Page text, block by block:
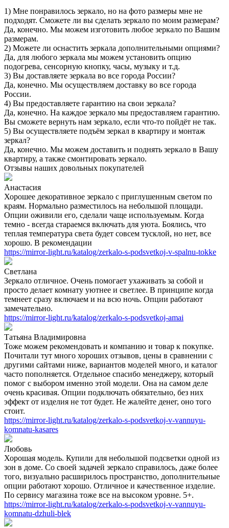
1) Мне понравилось зеркало, но на фото размеры мне не
подходят. Сможете ли вы сделать зеркало по моим размерам?
Да, конечно. Мы можем изготовить любое зеркало по Вашим
размерам.
2) Можете ли оснастить зеркала дополнительными опциями?
Да, для любого зеркала мы можем установить опцию
подогрева, сенсорную кнопку, часы, музыку и т.д.
3) Вы доставляете зеркала во все города России?
Да, конечно. Мы осуществляем доставку во все города
России.
4) Вы предоставляете гарантию на свои зеркала?
Да, конечно. На каждое зеркало мы предоставляем гарантию.
Вы сможете вернуть нам зеркало, если что-то пойдёт не так.
5) Вы осуществляете подъём зеркал в квартиру и монтаж
зеркал?
Да, конечно. Мы можем доставить и поднять зеркало в Вашу
квартиру, а также смонтировать зеркало.
Отзывы наших довольных покупателей
Анастасия
Хорошее декоративное зеркало с приглушенным светом по
краям. Нормально разместилось на небольшой площади.
Опции оживили его, сделали чаще используемым. Когда
темно - всегда стараемся включать для уюта. Боялись, что
теплая температура света будет совсем тусклой, но нет, все
хорошо. В рекомендации
https://mirror-light.ru/katalog/zerkalo-s-podsvetkoj-v-spalnu-tokke
Светлана
Зеркало отличное. Очень помогает ухаживать за собой и
просто делает комнату уютнее и светлее. В принципе когда
темнеет сразу включаем и на всю ночь. Опции работают
замечательно.
https://mirror-light.ru/katalog/zerkalo-s-podsvetkoj-amai
Татьяна Владимировна
Тоже можем рекомендовать и компанию и товар к покупке.
Почитали тут много хороших отзывов, цены в сравнении с
другими сайтами ниже, вариантов моделей много, и каталог
часто пополняется. Отдельное спасибо менеджеру, который
помог с выбором именно этой модели. Она на самом деле
очень красивая. Опции подключать обязательно, без них
эффект от изделия не тот будет. Не жалейте денег, оно того
стоит.
https://mirror-light.ru/katalog/zerkalo-s-podsvetkoj-v-vannuyu-
komnatu-kasares
Любовь
Хорошая модель. Купили для небольшой подсветки одной из
зон в доме. Со своей задачей зеркало справилось, даже более
того, визуально расширилось пространство, дополнительные
опции работают хорошо. Отличное и качественное изделие.
По сервису магазина тоже все на высоком уровне. 5+.
https://mirror-light.ru/katalog/zerkalo-s-podsvetkoj-v-vannuyu-
komnatu-dzhuli-blek